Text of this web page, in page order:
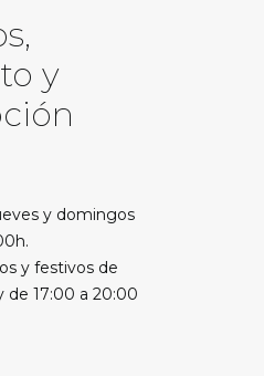
y
y domingos
y festivos de
de 17:00 a 20:00